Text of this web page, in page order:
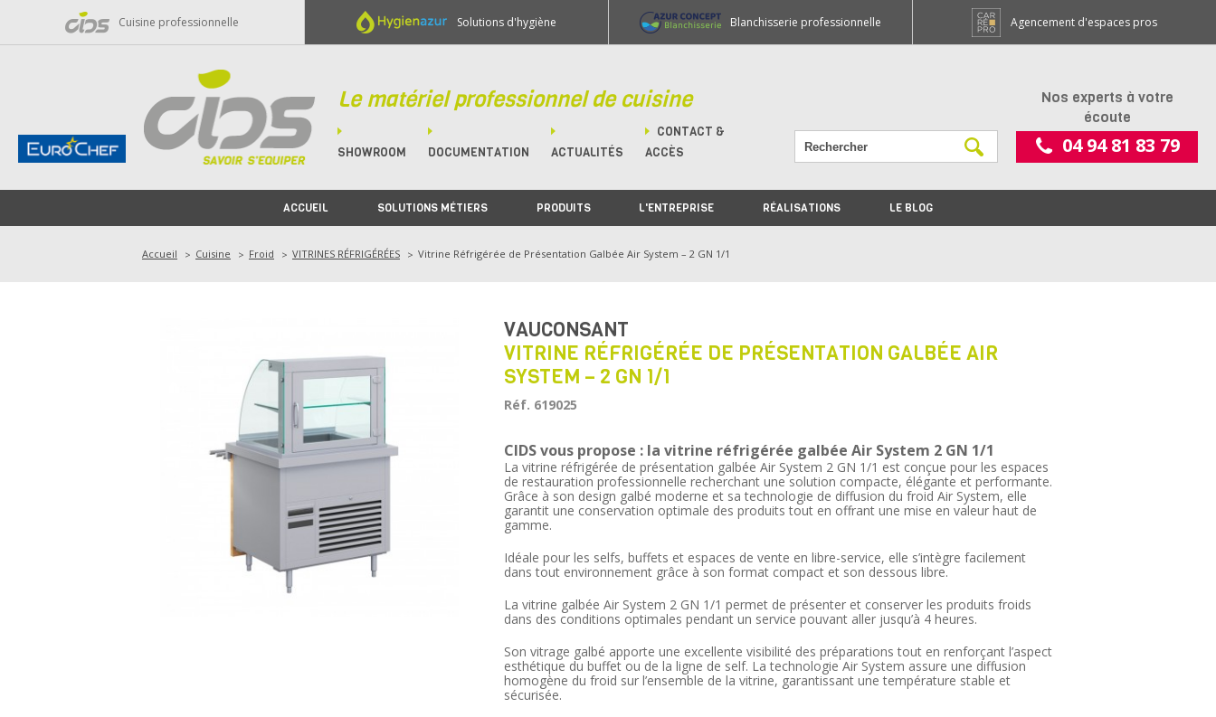
Cuisine professionnelle Solutions d'hygiène Blanchisserie professionnelle Agencement d'espaces pros
Le matériel professionnel de cuisine
SHOWROOM DOCUMENTATION ACTUALITÉS
CONTACT &
ACCÈS
Nos experts à votre
écoute
04 94 81 83 79
ACCUEIL SOLUTIONS MÉTIERS PRODUITS L'ENTREPRISE RÉALISATIONS LE BLOG
Accueil Cuisine Froid VITRINES RÉFRIGÉRÉES Vitrine Réfrigérée de Présentation Galbée Air System – 2 GN 1/1
VAUCONSANT
VITRINE RÉFRIGÉRÉE DE PRÉSENTATION GALBÉE AIR
SYSTEM – 2 GN 1/1
Réf. 619025
CIDS vous propose : la vitrine réfrigérée galbée Air System 2 GN 1/1
La vitrine réfrigérée de présentation galbée Air System 2 GN 1/1 est conçue pour les espaces
de restauration professionnelle recherchant une solution compacte, élégante et performante.
Grâce à son design galbé moderne et sa technologie de diffusion du froid Air System, elle
garantit une conservation optimale des produits tout en offrant une mise en valeur haut de
gamme.
Idéale pour les selfs, buffets et espaces de vente en libre-service, elle s’intègre facilement
dans tout environnement grâce à son format compact et son dessous libre.
La vitrine galbée Air System 2 GN 1/1 permet de présenter et conserver les produits froids
dans des conditions optimales pendant un service pouvant aller jusqu’à 4 heures.
Son vitrage galbé apporte une excellente visibilité des préparations tout en renforçant l’aspect
esthétique du buffet ou de la ligne de self. La technologie Air System assure une diffusion
homogène du froid sur l’ensemble de la vitrine, garantissant une température stable et
sécurisée.
Panneau de gestion des cookies